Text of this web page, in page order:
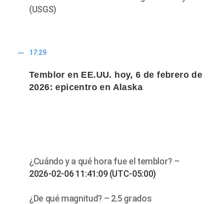
(USGS)
17:29
Temblor en EE.UU. hoy, 6 de febrero de
2026: epicentro en Alaska
¿Cuándo y a qué hora fue el temblor? –
2026-02-06 11:41:09 (UTC-05:00)
¿De qué magnitud? – 2.5 grados